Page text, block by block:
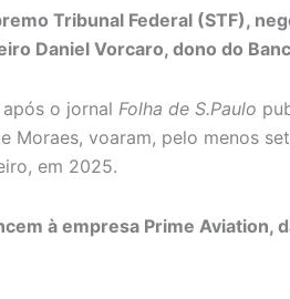
Tribunal Federal (STF),
Daniel Vorcaro, dono do
o jornal Folha de S.Paulo
Moraes, voaram, pelo menos
em 2025.
à empresa Prime Aviation,